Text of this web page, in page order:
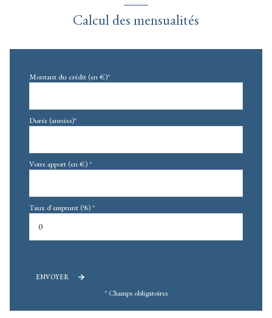
Calcul des mensualités
Montant du crédit (en €)*
Durée (années)*
Votre apport (en €) *
Taux d'emprunt (%) *
ENVOYER
* Champs obligatoires